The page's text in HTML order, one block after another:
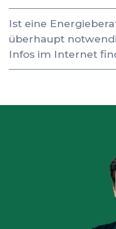
Ist eine
überhaupt
Infos im Internet